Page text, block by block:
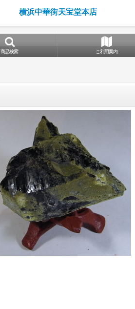
横浜中華街天宝堂本店
商品検索 ご利用案内